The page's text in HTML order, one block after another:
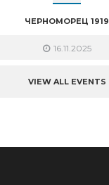
ЧЕРНОМОРЕЦ 1919
16.11.2025
VIEW ALL EVENTS